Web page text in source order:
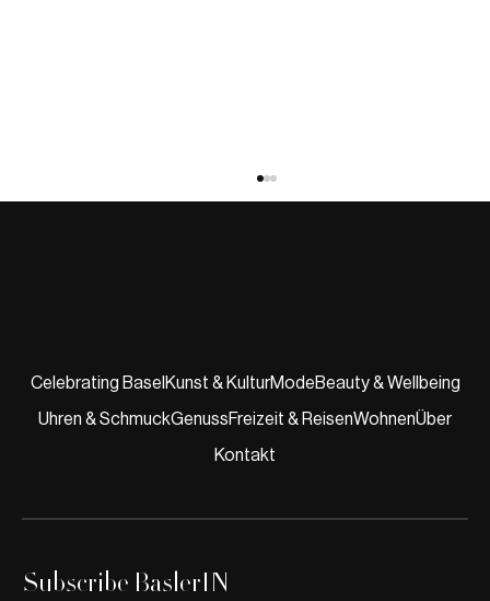
2025 für kleinbasel
Celebrating Basel Kunst & KulturModeBeauty & Wellbeing
Uhren & SchmuckGenussFreizeit & ReisenWohnenÜber
Kontakt
Subscribe BaslerIN